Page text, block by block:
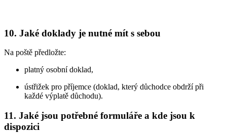
10. Jaké doklady je nutné mít s sebou
Na poště předložte:
platný osobní doklad,
ústřižek pro příjemce (doklad, který důchodce obdrží při
každé výplatě důchodu).
11. Jaké jsou potřebné formuláře a kde jsou k
dispozici